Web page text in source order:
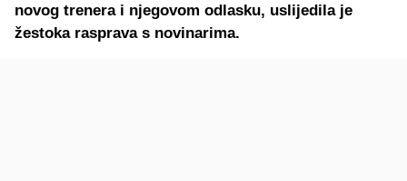
novog trenera i njegovom odlasku, uslijedila je
žestoka rasprava s novinarima.